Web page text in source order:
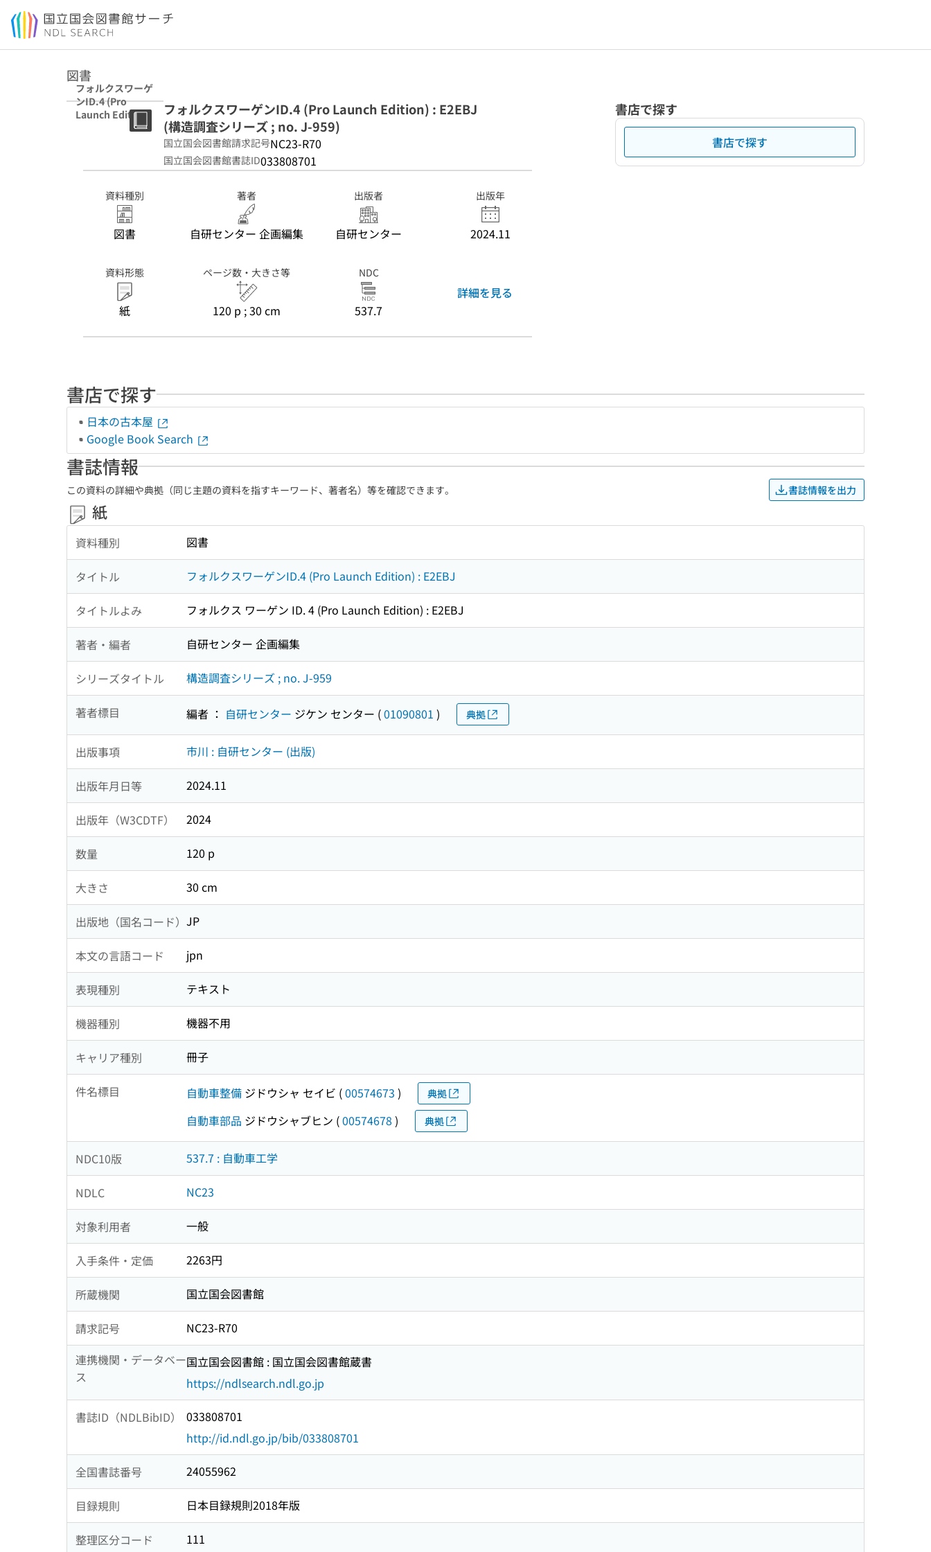
本文へ移動
図書
フォルクスワーゲ
ンID.4 (Pro
Launch Edition)
: E2EBJ (構造調
フォルクスワーゲンID.4 (Pro Launch Edition) : E2EBJ
(構造調査シリーズ ; no. J-959)
国立国会図書館請求記号NC23-R70
国立国会図書館書誌ID033808701
資料種別
図書
著者
自研センター 企画編集
出版者
自研センター
出版年
2024.11
資料形態
紙
ページ数・大きさ等
120 p ; 30 cm
NDC
537.7
詳細を見る
書店で探す
書店で探す
書店で探す
日本の古本屋
Google Book Search
書誌情報
この資料の詳細や典拠（同じ主題の資料を指すキーワード、著者名）等を確認できます。 書誌情報を出力
紙
資料種別 図書
タイトル フォルクスワーゲンID.4 (Pro Launch Edition) : E2EBJ
タイトルよみ フォルクス ワーゲン ID. 4 (Pro Launch Edition) : E2EBJ
著者・編者 自研センター 企画編集
シリーズタイトル 構造調査シリーズ ; no. J-959
著者標目 編者 ： 自研センター ジケン センター (01090801 ) 典拠
出版事項 市川 : 自研センター (出版)
出版年月日等 2024.11
出版年（W3CDTF） 2024
数量 120 p
大きさ 30 cm
出版地（国名コード） JP
本文の言語コード jpn
表現種別 テキスト
機器種別 機器不用
キャリア種別 冊子
件名標目 自動車整備 ジドウシャ セイビ (00574673 ) 典拠
自動車部品 ジドウシャブヒン (00574678 ) 典拠
NDC10版 537.7 : 自動車工学
NDLC NC23
対象利用者 一般
入手条件・定価 2263円
所蔵機関 国立国会図書館
請求記号
NC23-R70
連携機関・データベー
ス
国立国会図書館 : 国立国会図書館蔵書
https://ndlsearch.ndl.go.jp
書誌ID（NDLBibID）
033808701
http://id.ndl.go.jp/bib/033808701
全国書誌番号 24055962
目録規則 日本目録規則2018年版
整理区分コード 111